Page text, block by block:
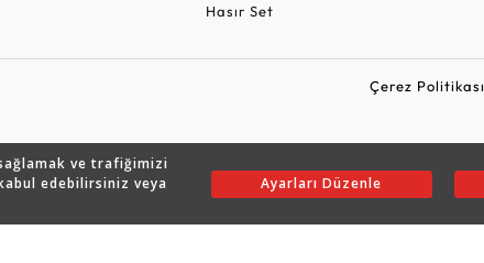
ve trafiğimizi
edebilirsiniz veya
Ayarları Düzenle
Hasır Set
Çerez Politikası
© 2026 Assos Pırlanta - Bu sitenin tüm hakları saklıdır.